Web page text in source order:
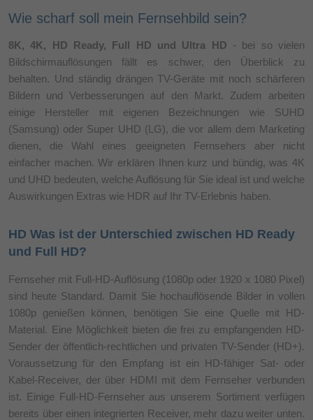
Wie scharf soll mein Fernsehbild sein?
8K, 4K, HD Ready, Full HD und Ultra HD - bei so vielen
Bildschirmauflösungen fällt es schwer, den Überblick zu
behalten. Und ständig drängen TV-Geräte mit noch schärferen
Bildern und Verbesserungen auf den Markt. Zudem arbeiten
einige Hersteller mit eigenen Bezeichnungen wie SUHD
(Samsung) oder Super UHD (LG), die vor allem dem Marketing
dienen, die Wahl eines geeigneten Fernsehers aber nicht
einfacher machen. Wir erklären Ihnen kurz und bündig, was 4K
und UHD bedeuten, welche Auflösung für Sie ideal ist und welche
Auswirkungen Extras wie HDR auf Ihr TV-Erlebnis haben.
HD Was ist der Unterschied zwischen HD Ready
und Full HD?
Fernseher mit Full-HD-Auflösung (1080p oder 1920 x 1080 Pixel)
sind heute Standard. Damit Sie hochauflösende Bilder in vollen
1080p genießen können, benötigen Sie eine Quelle mit HD-
Material. Eine Möglichkeit bieten die frei zu empfangenden HD-
Sender der öffentlich-rechtlichen und privaten TV-Sender (HD+).
Voraussetzung für den Empfang ist ein HD-fähiger Sat- oder
Kabel-Receiver, der über HDMI mit dem Fernseher verbunden
ist. Einige Full-HD-Fernseher aus unserem Sortiment verfügen
bereits über einen integrierten Receiver, mehr dazu weiter unten.